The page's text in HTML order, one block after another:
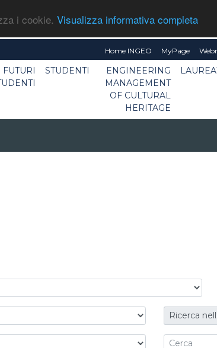
i cookie. Visualizza informativa completa
Home INGEO MyPage
FUTURI
STUDENTI
ENGINEERING
MANAGEMENT
OF CULTURAL
HERITAGE
Ricerca